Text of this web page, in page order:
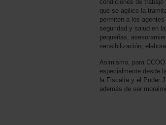
condiciones de
que se agilice la
permiten a los
seguridad y salud en
pequeñas,
sensibilización,
Asimismo, para
especialmente desde
la Fiscalía y el Poder
además de ser